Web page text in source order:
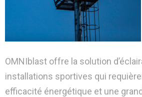
OMNIblast offre la solution
installations sportives qui
efficacité énergétique et une